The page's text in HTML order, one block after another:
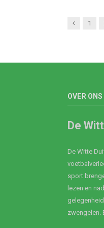
Previous
1
OVER ONS
De
De Witte
sport
lezen en
zwengelen.